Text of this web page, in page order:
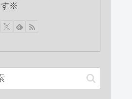
す※